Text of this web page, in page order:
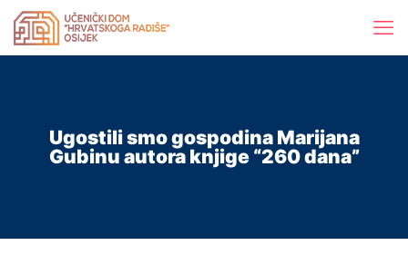
Ugostili smo gospodina Marijana
Gubinu autora knjige “260 dana”